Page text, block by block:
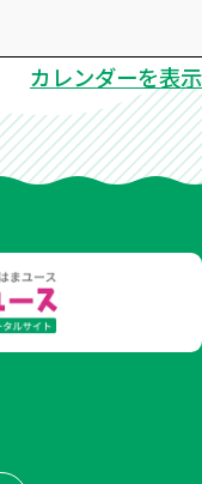
カレンダーを表示